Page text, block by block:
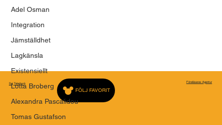
Adel Osman
Integration
Jämställdhet
Lagkänsla
Existensiellt
Lotta Broberg
Alexandra Pascalidou
Tomas Gustafson
Saj Talarbyrå Föreläsares Agentur
FÖLJ FAVORIT